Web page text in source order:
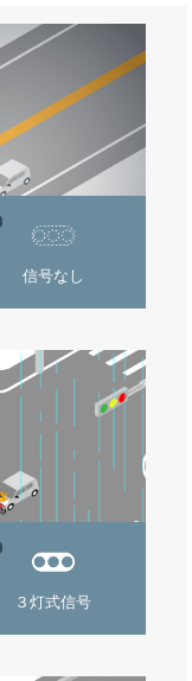
信号なし
３灯式信号